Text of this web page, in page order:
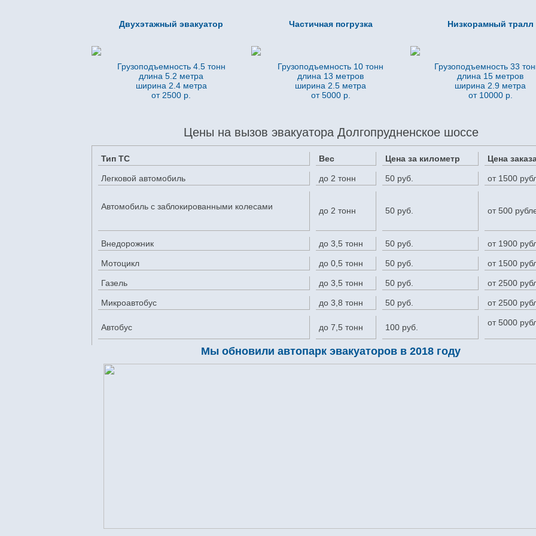
Двухэтажный эвакуатор
Грузоподъемность 4.5 тонн
длина 5.2 метра
ширина 2.4 метра
от 2500 р.
Частичная погрузка
Грузоподъемность 10 тонн
длина 13 метров
ширина 2.5 метра
от 5000 р.
Низкорамный тралл
Грузоподъемность 33
длина 15 метров
ширина 2.9 метра
от 10000 р.
Цены на вызов эвакуатора Долгопрудненское шоссе
Тип ТС Вес Цена за километр Цена
Легковой автомобиль до 2 тонн 50 руб. от 1500
Автомобиль с заблокированными колесами до 2 тонн 50 руб. от 500
Внедорожник до 3,5 тонн 50 руб. от 1900
Мотоцикл до 0,5 тонн 50 руб. от 1500
Газель до 3,5 тонн 50 руб. от 2500
Микроавтобус до 3,8 тонн 50 руб. от 2500
Автобус до 7,5 тонн 100 руб. от 5000
Мы обновили автопарк эвакуаторов в 2018 году